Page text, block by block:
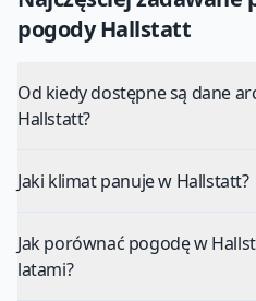
pogodyHallstatt
Od kiedy dostępne są dane
Hallstatt?
Jaki klimat panuje w Hallstatt?
Jak porównać pogodę w
latami?